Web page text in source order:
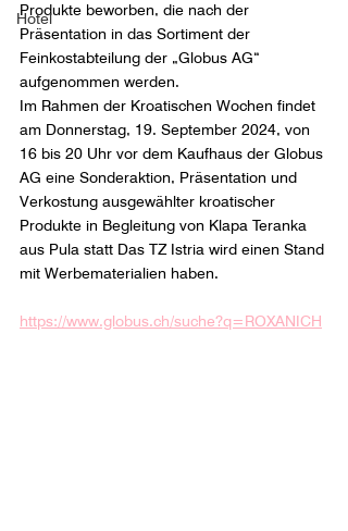
Hotel
Produkte beworben, die nach der
Präsentation in das Sortiment der
Feinkostabteilung der „Globus AG“
aufgenommen werden.
Im Rahmen der Kroatischen Wochen findet
am Donnerstag, 19. September 2024, von
16 bis 20 Uhr vor dem Kaufhaus der Globus
AG eine Sonderaktion, Präsentation und
Verkostung ausgewählter kroatischer
Produkte in Begleitung von Klapa Teranka
aus Pula statt Das TZ Istria wird einen Stand
mit Werbematerialien haben.
https://www.globus.ch/suche?q=ROXANICH